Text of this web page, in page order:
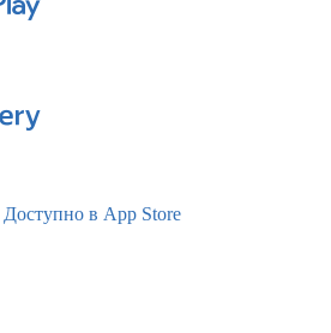
Доступно в App Store